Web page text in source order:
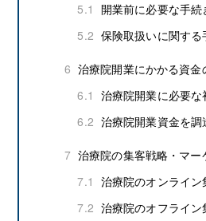
5.1 開業前に必要な手続
5.2 保険取扱いに関する
6 治療院開業にかかる資金
6.1 治療院開業に必要な
6.2 治療院開業資金を調
7 治療院の集客戦略・マー
7.1 治療院のオンライン
7.2 治療院のオフライン